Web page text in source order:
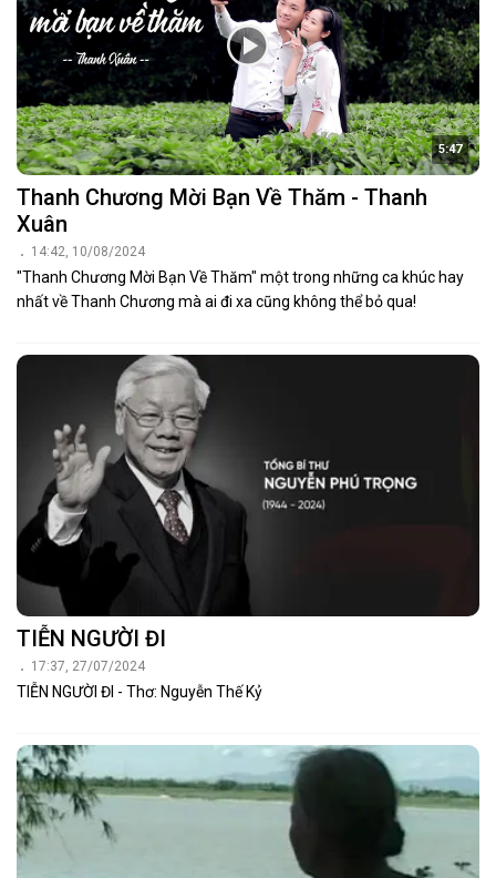
5:47
Thanh Chương Mời Bạn Về Thăm - Thanh
Xuân
14:42, 10/08/2024
"Thanh Chương Mời Bạn Về Thăm" một trong những ca khúc hay
nhất về Thanh Chương mà ai đi xa cũng không thể bỏ qua!
TIỄN NGƯỜI ĐI
17:37, 27/07/2024
TIỄN NGƯỜI ĐI - Thơ: Nguyễn Thế Kỷ